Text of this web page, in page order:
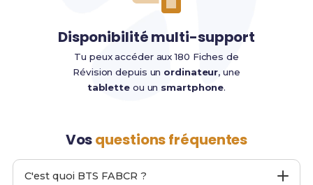
Disponibilité multi-support
Tu peux accéder aux 180 Fiches de
Révision depuis un ordinateur, une
tabletteou un smartphone.
Vosquestions fréquentes
C'est quoi BTS FABCR ?